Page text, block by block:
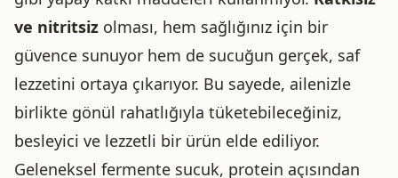
ve nitritsiz olması, hem sağlığınız için bir
güvence sunuyor hem de sucuğun gerçek, saf
lezzetini ortaya çıkarıyor. Bu sayede, ailenizle
birlikte gönül rahatlığıyla tüketebileceğiniz,
besleyici ve lezzetli bir ürün elde ediliyor.
Geleneksel fermente sucuk, protein açısından